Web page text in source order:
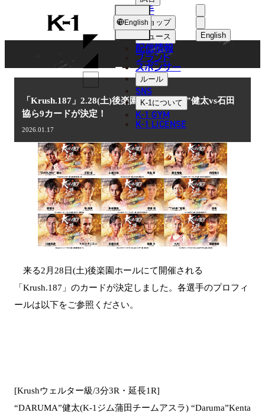
K-
1
English
中文（繁體
選手
ショップ
ニュース
配信情報
ブランド
スポンサー
ルール
SNS
K-1について
K-1 GYM
K-1 LICENSE
English
NEWS
ニュース
「Krush.187」2.28(土)後楽園 “DARUMA”健太vs石田
協ら9カードが決定！
2026.01.17
来る2月28日(土)後楽園ホールにて開催される
「Krush.187」のカードが決定しました。各選手のプロフィ
ールは以下をご参照ください。
[Krushウェルター級/3分3R・延長1R]
“DARUMA”健太(K-1ジム蒲田チームアスラ) “Daruma”Kenta